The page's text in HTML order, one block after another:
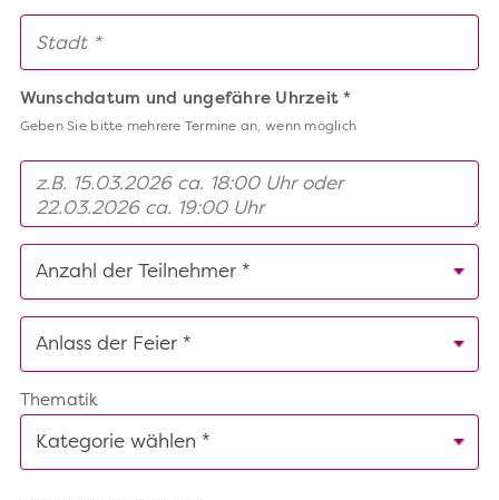
Wunschdatum und ungefähre Uhrzeit *
Geben Sie bitte mehrere Termine an, wenn möglich
Thematik